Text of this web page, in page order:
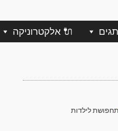
🔌 אלקטרוניקה